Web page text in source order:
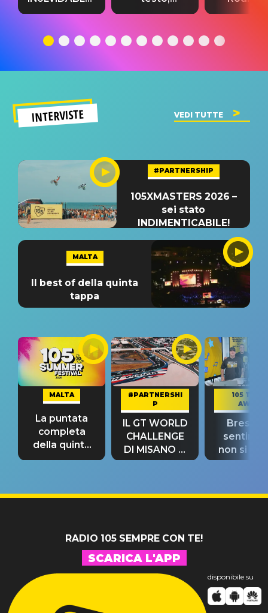
testo,
significato
traduzione e
del singolo
testo,
INTERVISTE VEDI TUTTE
#PARTNERSHIP
105XMASTERS 2026 –
sei stato
INDIMENTICABILE!
MALTA
Il best of della quinta
tappa
MALTA
La puntata
completa
della quinta
tappa
#PARTNERSHI
P
IL GT WORLD
CHALLENGE
DI MISANO si
riconferma
105 TAKE
AWAY
Bresh:
non si
fino alla
RADIO 105 SEMPRE CON TE!
SCARICA L'APP
disponibile su